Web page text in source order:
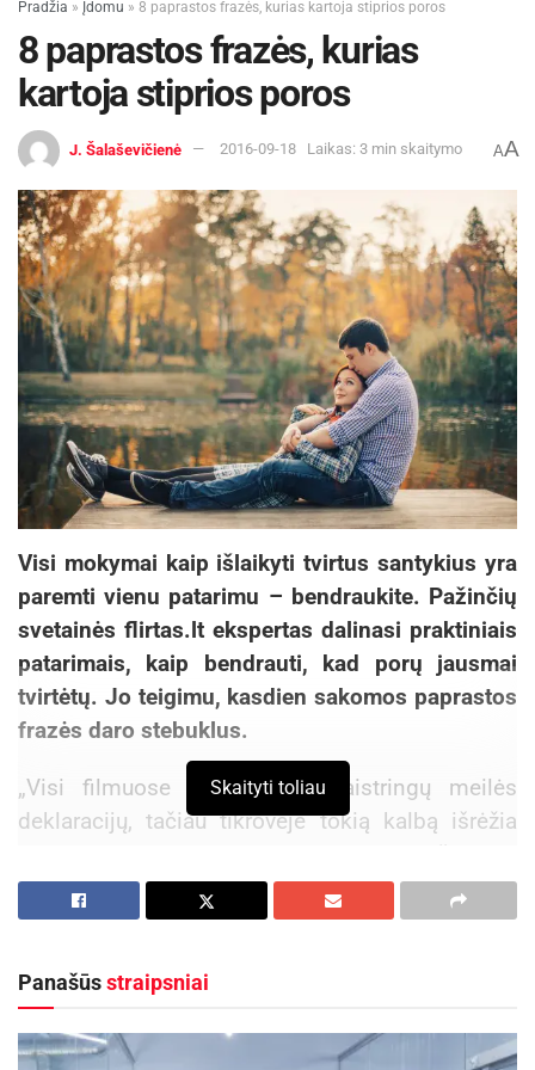
ir didėja jų pasitikėjimas savo sugebėjimais bei
kūno išvaizda.
Pradžia » Įdomu » 8 paprastos frazės, kurias kartoja stiprios poros
8 paprastos frazės, kurias
kartoja stiprios poros
J. Šalaševičienė 2016-09-18 Laikas: 3 min skaitymo AA
Visi mokymai kaip išlaikyti tvirtus santykius yra
paremti vienu patarimu – bendraukite. Pažinčių
svetainės flirtas.lt ekspertas dalinasi praktiniais
patarimais, kaip bendrauti, kad porų jausmai
tvirtėtų. Jo teigimu, kasdien sakomos paprastos
frazės daro stebuklus.
„Visi filmuose esame matę aistringų meilės
deklaracijų, tačiau tikrovėje tokią kalbą išrėžia
nedaugelis ir tai tik kartą gyvenime. Iš tiesų,
deklaracijos net nereikalingos, nes tikroji meilė
yra kasdienis darbas ir dėmesys vienas kitam.
paprastų frazių. Tik jas kartoti reikėtų kiekvieną
Petrauskas.
Skaityti toliau
Panašūsstraipsniai